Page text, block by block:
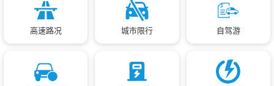
高速路况 城市限行 自驾游